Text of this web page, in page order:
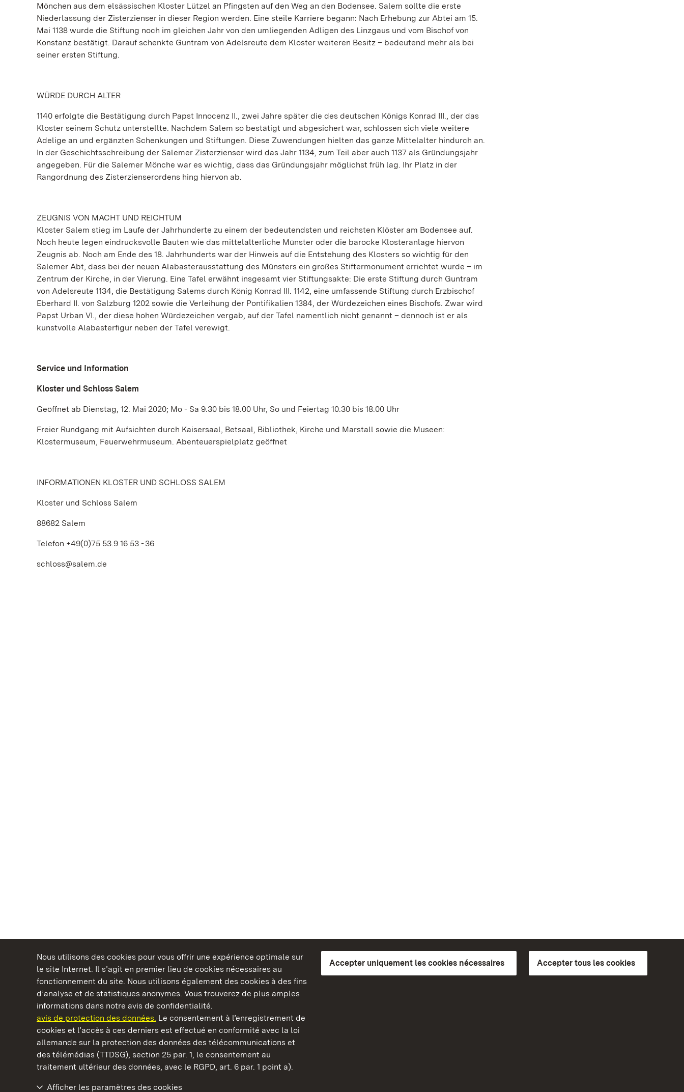
Nous utilisons des cookies pour vous offrir une expérience optimale sur
le site Internet. Il s’agit en premier lieu de cookies nécessaires au
fonctionnement du site. Nous utilisons également des cookies à des fins
d’analyse et de statistiques anonymes. Vous trouverez de plus amples
informations dans notre avis de confidentialité.
avis de protection des données. Le consentement à l’enregistrement de
cookies et l’accès à ces derniers est effectué en conformité avec la loi
allemande sur la protection des données des télécommunications et
des télémédias (TTDSG), section 25 par. 1, le consentement au
traitement ultérieur des données, avec le RGPD, art. 6 par. 1 point a).
Accepter uniquement les cookies nécessaires Accepter tous les cookies
Afficher les paramètres des cookies
Mönchen aus dem elsässischen Kloster Lützel an Pfingsten auf den Weg an den Bodensee. Salem sollte die erste
Niederlassung der Zisterzienser in dieser Region werden. Eine steile Karriere begann: Nach Erhebung zur Abtei am 15.
Mai 1138 wurde die Stiftung noch im gleichen Jahr von den umliegenden Adligen des Linzgaus und vom Bischof von
Konstanz bestätigt. Darauf schenkte Guntram von Adelsreute dem Kloster weiteren Besitz – bedeutend mehr als bei
seiner ersten Stiftung.
WÜRDE DURCH ALTER
1140 erfolgte die Bestätigung durch Papst Innocenz II., zwei Jahre später die des deutschen Königs Konrad III., der das
Kloster seinem Schutz unterstellte. Nachdem Salem so bestätigt und abgesichert war, schlossen sich viele weitere
Adelige an und ergänzten Schenkungen und Stiftungen. Diese Zuwendungen hielten das ganze Mittelalter hindurch an.
In der Geschichtsschreibung der Salemer Zisterzienser wird das Jahr 1134, zum Teil aber auch 1137 als Gründungsjahr
angegeben. Für die Salemer Mönche war es wichtig, dass das Gründungsjahr möglichst früh lag. Ihr Platz in der
Rangordnung des Zisterzienserordens hing hiervon ab.
ZEUGNIS VON MACHT UND REICHTUM
Kloster Salem stieg im Laufe der Jahrhunderte zu einem der bedeutendsten und reichsten Klöster am Bodensee auf.
Noch heute legen eindrucksvolle Bauten wie das mittelalterliche Münster oder die barocke Klosteranlage hiervon
Zeugnis ab. Noch am Ende des 18. Jahrhunderts war der Hinweis auf die Entstehung des Klosters so wichtig für den
Salemer Abt, dass bei der neuen Alabasterausstattung des Münsters ein großes Stiftermonument errichtet wurde – im
Zentrum der Kirche, in der Vierung. Eine Tafel erwähnt insgesamt vier Stiftungsakte: Die erste Stiftung durch Guntram
von Adelsreute 1134, die Bestätigung Salems durch König Konrad III. 1142, eine umfassende Stiftung durch Erzbischof
Eberhard II. von Salzburg 1202 sowie die Verleihung der Pontifikalien 1384, der Würdezeichen eines Bischofs. Zwar wird
Papst Urban VI., der diese hohen Würdezeichen vergab, auf der Tafel namentlich nicht genannt – dennoch ist er als
kunstvolle Alabasterfigur neben der Tafel verewigt.
Service und Information
Kloster und Schloss Salem
Geöffnet ab Dienstag, 12. Mai 2020; Mo - Sa 9.30 bis 18.00 Uhr, So und Feiertag 10.30 bis 18.00 Uhr
Freier Rundgang mit Aufsichten durch Kaisersaal, Betsaal, Bibliothek, Kirche und Marstall sowie die Museen:
Klostermuseum, Feuerwehrmuseum. Abenteuerspielplatz geöffnet
INFORMATIONEN KLOSTER UND SCHLOSS SALEM
Kloster und Schloss Salem
88682 Salem
Telefon +49(0)75 53.9 16 53 - 36
schloss@salem.de
Châteaux et jardins publics du Bade-Wurtemberg
Staatliche Schlösser und Gärten Baden‑Württemberg